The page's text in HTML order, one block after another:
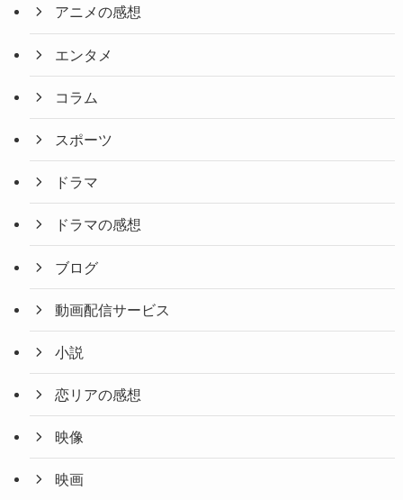
アニメの感想
エンタメ
コラム
スポーツ
ドラマ
ドラマの感想
ブログ
動画配信サービス
小説
恋リアの感想
映像
映画